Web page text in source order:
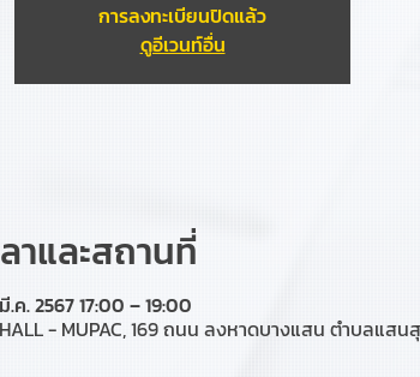
การลงทะเบียนปิดแล้ว
ดูอีเวนท์อื่น
าและสถานที่
.ค. 2567 17:00 – 19:00
- MUPAC, 169 ถนน ลงหาดบางแสน ตำบลแสน